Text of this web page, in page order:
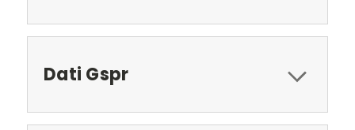
Dati Gspr